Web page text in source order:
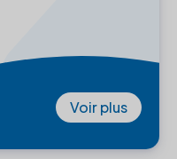
Voir plus